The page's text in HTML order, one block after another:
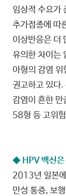
임상적 수요가
추가접종에 따
이상반응은 더
유의한 차이는
아형의 감염
권고하고 있다
감염이 흔한
58형 등 고위
◆ HPV 백신은
2013년 일본
만성 통증, 보